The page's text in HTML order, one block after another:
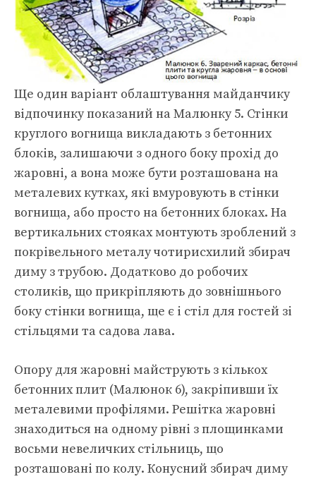
Ще один варіант облаштування майданчику
відпочинку показаний на Малюнку 5. Стінки
круглого вогнища викладають з бетонних
блоків, залишаючи з одного боку прохід до
жаровні, а вона може бути розташована на
металевих кутках, які вмуровують в стінки
вогнища, або просто на бетонних блоках. На
вертикальних стояках монтують зроблений з
покрівельного металу чотирисхилий збирач
диму з трубою. Додатково до робочих
столиків, що прикріпляють до зовнішнього
боку стінки вогнища, ще є і стіл для гостей зі
стільцями та садова лава.
Опору для жаровні майструють з кількох
бетонних плит (Малюнок 6), закріпивши їх
металевими профілями. Решітка жаровні
знаходиться на одному рівні з площинками
восьми невеличких стільниць, що
розташовані по колу. Конусний збирач диму